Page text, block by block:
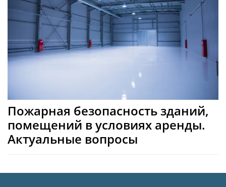
Пожарная безопасность зданий,
помещений в условиях аренды.
Актуальные вопросы